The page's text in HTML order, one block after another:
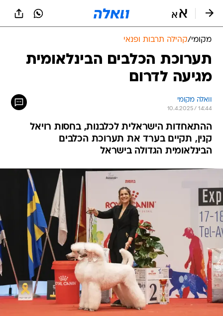
מקומי/קהילה תרבות ופנאי
תערוכת הכלבים הבינלאומית
מגיעה לדרום
וואלה מקומי
10.4.2025 / 14:44
ההתאחדות הישראלית לכלבנות, בחסות רויאל
קנין, תקיים בערד את תערוכת הכלבים
הבינלאומית הגדולה בישראל